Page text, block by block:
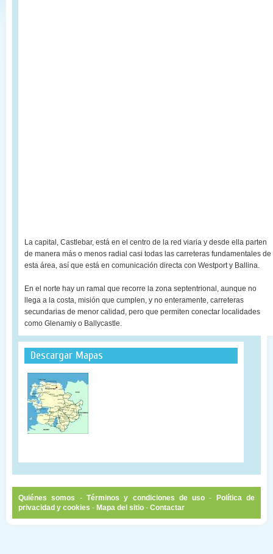
La capital, Castlebar, está en el centro de la red viaria y desde ella parten
de manera más o menos radial casi todas las carreteras fundamentales de
esta área, así que está en comunicación directa con Westport y Ballina.
En el norte hay un ramal que recorre la zona septentrional, aunque no
llega a la costa, misión que cumplen, y no enteramente, carreteras
secundarias de menor calidad, pero que permiten conectar localidades
como Glenamiy o Ballycastle.
Descargar Mapas
Quiénes somos - Términos y condiciones de uso -
Política de
privacidad y cookies - Mapa del sitio - Contactar